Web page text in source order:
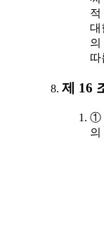
적
대
의
따
제 16
①
의